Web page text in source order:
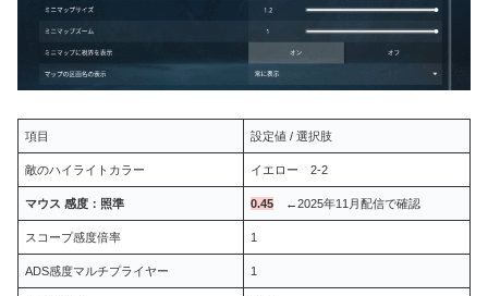
項目 設定値 / 選択肢
敵のハイライトカラー イエロー 2-2
マウス 感度：照準 0.45←2025年11月配信で確認
スコープ感度倍率 1
ADS感度マルチプライヤー 1